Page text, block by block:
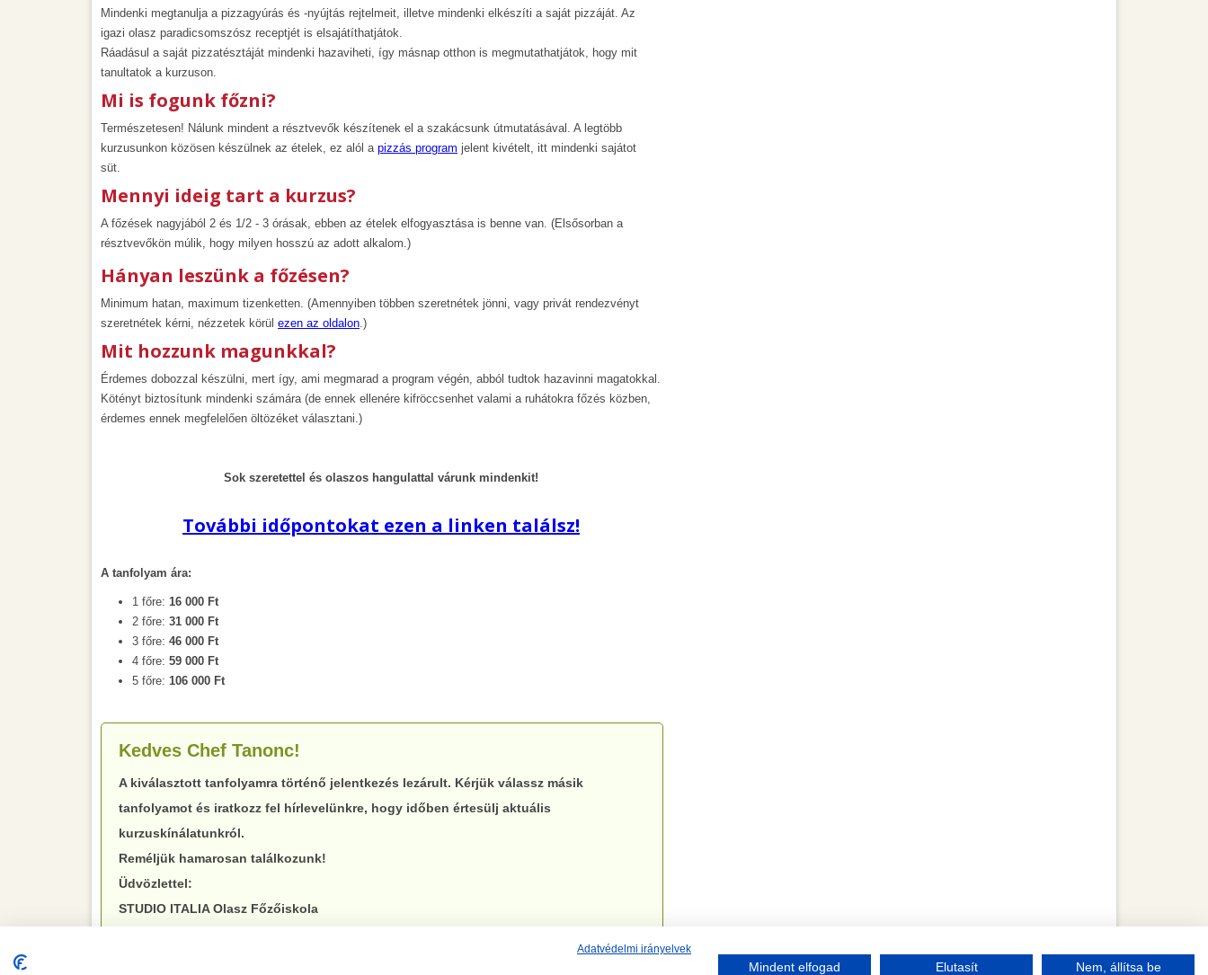
Mindenki megtanulja a pizzagyúrás és -nyújtás rejtelmeit, illetve mindenki elkészíti a saját pizzáját. Az
igazi olasz paradicsomszósz receptjét is elsajátíthatjátok.
Ráadásul a saját pizzatésztáját mindenki hazaviheti, így másnap otthon is megmutathatjátok, hogy mit
tanultatok a kurzuson.
Mi is fogunk főzni?
Természetesen! Nálunk mindent a résztvevők készítenek el a szakácsunk útmutatásával. A legtöbb
kurzusunkon közösen készülnek az ételek, ez alól a pizzás program jelent kivételt, itt mindenki sajátot
süt.
Mennyi ideig tart a kurzus?
A főzések nagyjából 2 és 1/2 - 3 órásak, ebben az ételek elfogyasztása is benne van. (Elsősorban a
résztvevőkön múlik, hogy milyen hosszú az adott alkalom.)
Hányan leszünk a főzésen?
Minimum hatan, maximum tizenketten. (Amennyiben többen szeretnétek jönni, vagy privát rendezvényt
szeretnétek kérni, nézzetek körül ezen az oldalon.)
Mit hozzunk magunkkal?
Érdemes dobozzal készülni, mert így, ami megmarad a program végén, abból tudtok hazavinni magatokkal.
Kötényt biztosítunk mindenki számára (de ennek ellenére kifröccsenhet valami a ruhátokra főzés közben,
érdemes ennek megfelelően öltözéket választani.)
Sok szeretettel és olaszos hangulattal várunk mindenkit!
További időpontokat ezen a linken találsz!
A tanfolyam ára:
1 főre: 16 000 Ft
2 főre: 31 000 Ft
3 főre: 46 000 Ft
4 főre: 59 000 Ft
5 főre: 106 000 Ft
Kedves Chef Tanonc!
A kiválasztott tanfolyamra történő jelentkezés lezárult. Kérjük válassz másik
tanfolyamot és iratkozz fel hírlevelünkre, hogy időben értesülj aktuális
kurzuskínálatunkról.
Reméljük hamarosan találkozunk!
Üdvözlettel:
STUDIO ITALIA Olasz Főzőiskola
Adatvédelmi irányelvek
Mindent elfogad Elutasít Nem, állítsa be